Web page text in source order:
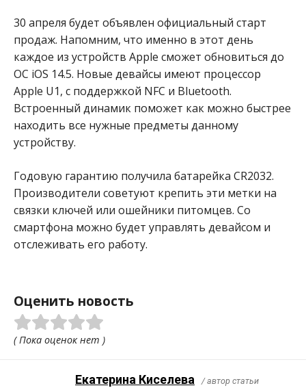
30 апреля будет объявлен официальный старт
продаж. Напомним, что именно в этот день
каждое из устройств Apple сможет обновиться до
ОС iOS 14.5. Новые девайсы имеют процессор
Apple U1, с поддержкой NFC и Bluetooth.
Встроенный динамик поможет как можно быстрее
находить все нужные предметы данному
устройству.
Годовую гарантию получила батарейка CR2032.
Производители советуют крепить эти метки на
связки ключей или ошейники питомцев. Со
смартфона можно будет управлять девайсом и
отслеживать его работу.
Оценить новость
( Пока оценок нет )
Екатерина Киселева / автор статьи